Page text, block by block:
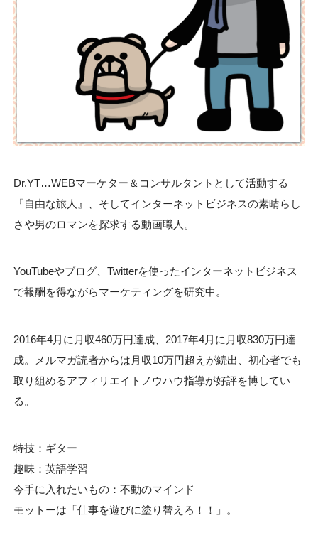
Dr.YT…WEBマーケター＆コンサルタントとして活動する
『自由な旅人』、そしてインターネットビジネスの素晴らし
さや男のロマンを探求する動画職人。
YouTubeやブログ、Twitterを使ったインターネットビジネス
で報酬を得ながらマーケティングを研究中。
2016年4月に月収460万円達成、2017年4月に月収830万円達
成。メルマガ読者からは月収10万円超えが続出、初心者でも
取り組めるアフィリエイトノウハウ指導が好評を博してい
る。
特技：ギター
趣味：英語学習
今手に入れたいもの：不動のマインド
モットーは「仕事を遊びに塗り替えろ！！」。